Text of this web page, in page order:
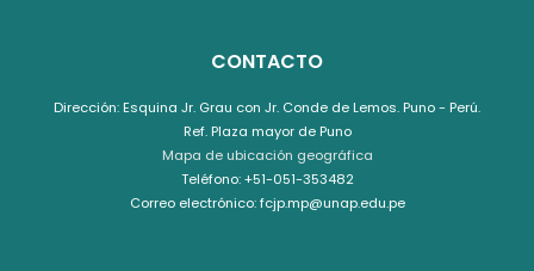
CONTACTO
Dirección: Esquina Jr. Grau con Jr. Conde de Lemos. Puno - Perú.
Ref. Plaza mayor de Puno
Mapa de ubicación geográfica
Teléfono: +51-051-353482
Correo electrónico: fcjp.mp@unap.edu.pe